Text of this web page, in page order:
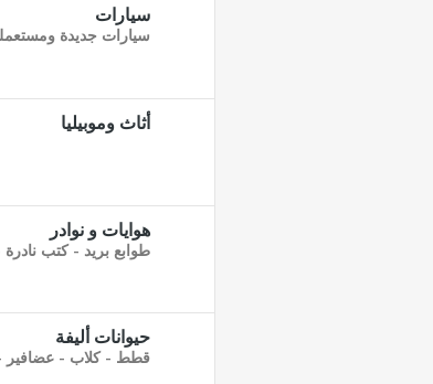
سيارات
سيارات جديدة
أثاث وموبيليا
هوايات و نوادر
طوابع بريد - كتب نادرة
حيوانات أليفة
قطط - كلاب - عضافير -